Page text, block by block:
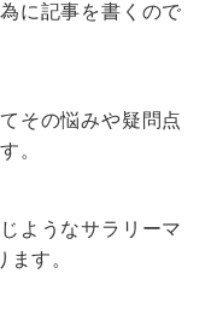
に記事を書くので
その悩みや疑問点
。
ようなサラリーマ
す。